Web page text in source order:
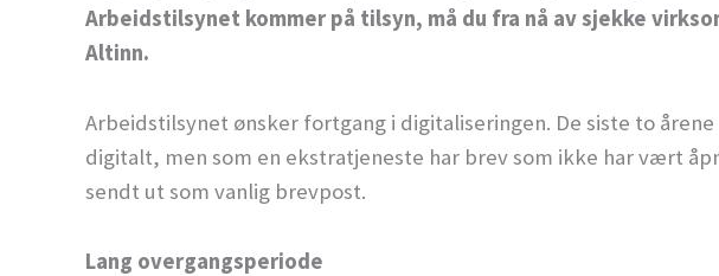
Arbeidstilsynet kommer på tilsyn, må du fra nå av sjekke
Altinn.
Arbeidstilsynet ønsker fortgang i digitaliseringen. De siste to
digitalt, men som en ekstratjeneste har brev som ikke har vært
sendt ut som vanlig brevpost.
Lang overgangsperiode